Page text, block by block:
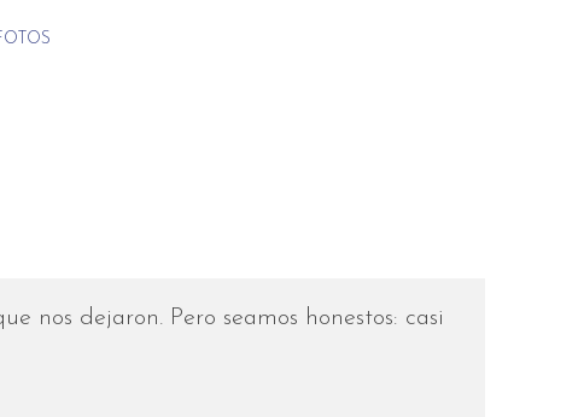
nos dejaron. Pero seamos honestos: casi